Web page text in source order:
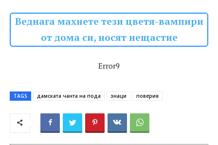
Веднага махнете тези цветя-вампири
от дома си, носят нещастие
Error9
TAGS дамската чанта на пода знаци поверия